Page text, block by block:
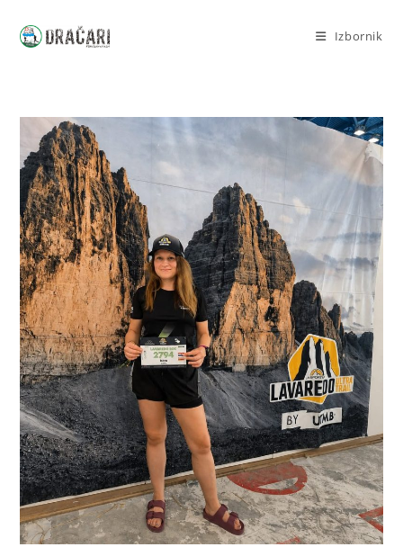
Izbornik